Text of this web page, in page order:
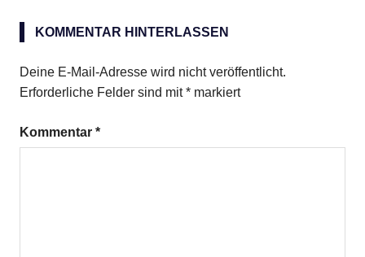
Süssspeise
KOMMENTAR HINTERLASSEN
Deine E-Mail-Adresse wird nicht veröffentlicht.
Erforderliche Felder sind mit* markiert
Kommentar *